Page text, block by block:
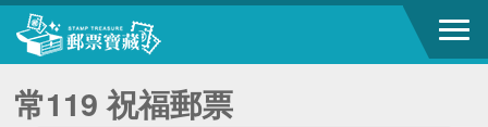
常119 祝福郵票